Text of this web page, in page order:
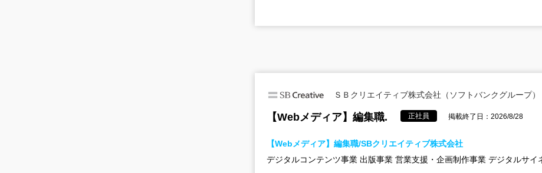
ＳＢクリエイティブ株式会社（ソフトバンクグループ）
【Webメディア】編集職. 正社員 掲載終了日：2026/8/28
【Webメディア】編集職/SBクリエイティブ株式会社
デジタルコンテンツ事業 出版事業 営業支援・企画制作事業 デジタルサイ